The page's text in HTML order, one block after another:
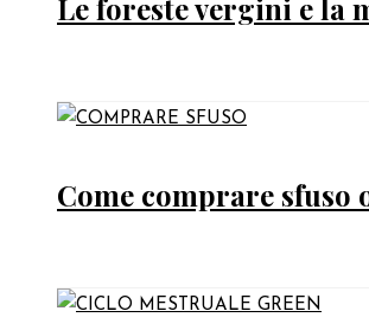
Le foreste vergini e la
Come comprare